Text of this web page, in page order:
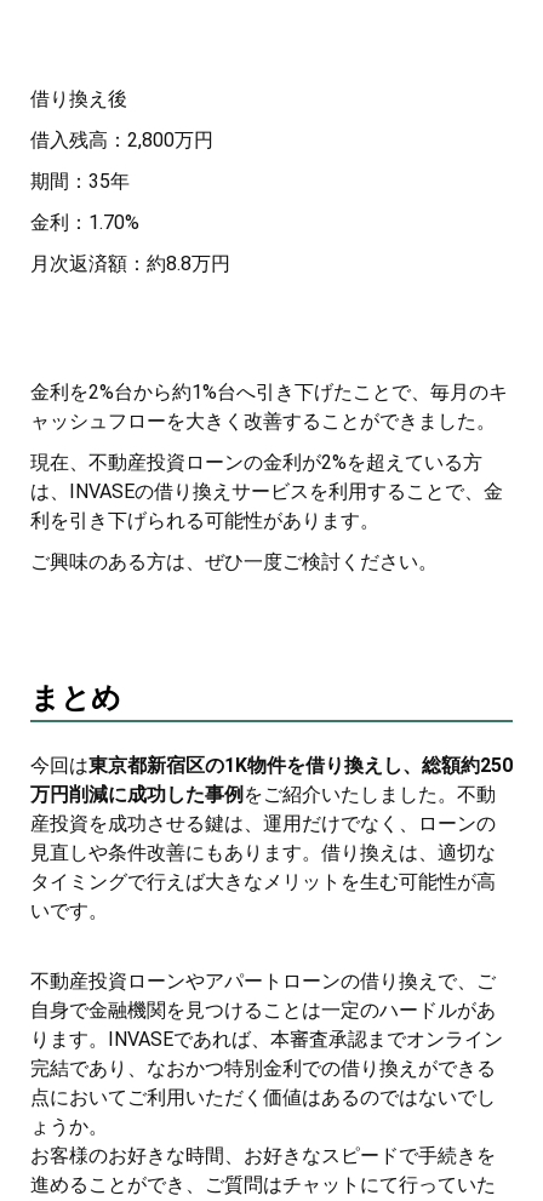
借り換え後
借入残高：2,800万円
期間：35年
金利：1.70%
月次返済額：約8.8万円
金利を2%台から約1%台へ引き下げたことで、毎月のキ
ャッシュフローを大きく改善することができました。
現在、不動産投資ローンの金利が2%を超えている方
は、INVASEの借り換えサービスを利用することで、金
利を引き下げられる可能性があります。
ご興味のある方は、ぜひ一度ご検討ください。
まとめ
今回は東京都新宿区の1K物件を借り換えし、総額約250
万円削減に成功した事例 をご紹介いたしました。不動
産投資を成功させる鍵は、運用だけでなく、ローンの
見直しや条件改善にもあります。借り換えは、適切な
タイミングで行えば大きなメリットを生む可能性が高
いです。
不動産投資ローンやアパートローンの借り換えで、ご
自身で金融機関を見つけることは一定のハードルがあ
ります。INVASEであれば、本審査承認までオンライン
完結であり、なおかつ特別金利での借り換えができる
点においてご利用いただく価値はあるのではないでし
ょうか。
お客様のお好きな時間、お好きなスピードで手続きを
進めることができ、ご質問はチャットにて行っていた